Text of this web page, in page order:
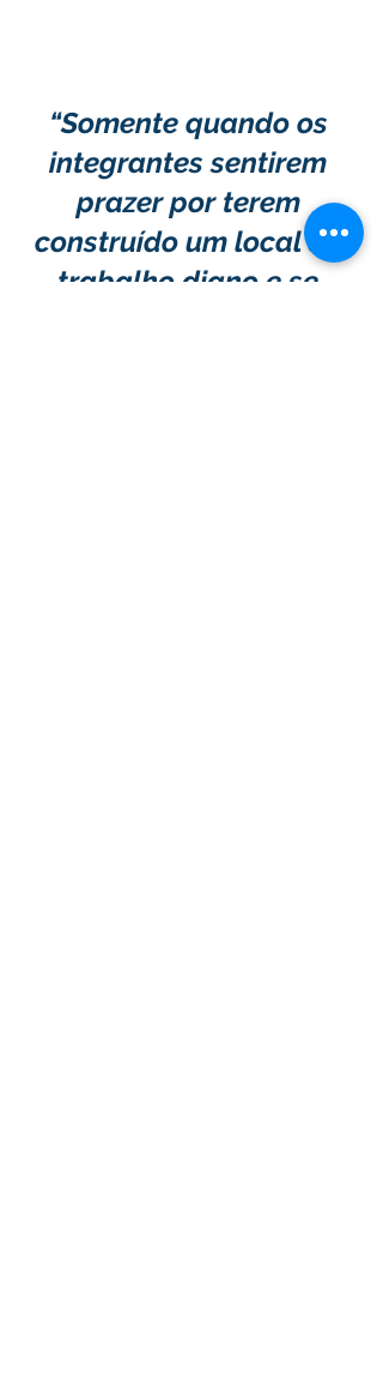
“Somente quando os
integrantes sentirem
prazer por terem
construído um local de
trabalho digno e se